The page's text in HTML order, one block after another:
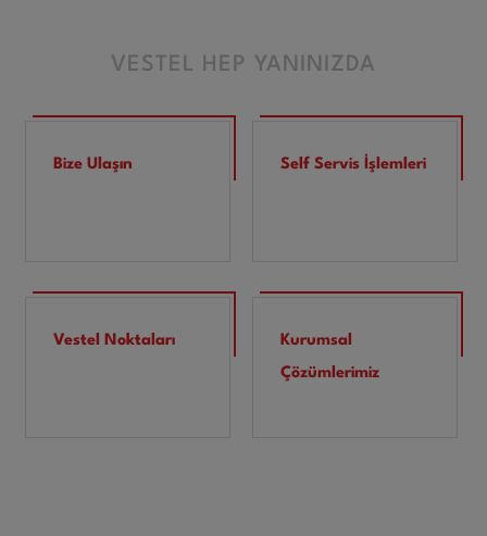
VESTEL HEP YANINIZDA
Bize Ulaşın Self Servis İşlemleri
Vestel Noktaları
Kurumsal
Çözümlerimiz